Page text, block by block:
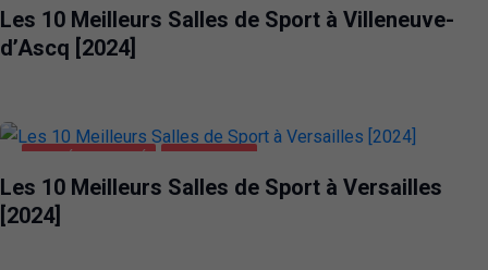
Les 10 Meilleurs Salles de Sport à Villeneuve-
d’Ascq [2024]
SANTÉ ET BEAUTÉ VERSAILLES
Les 10 Meilleurs Salles de Sport à Versailles
[2024]